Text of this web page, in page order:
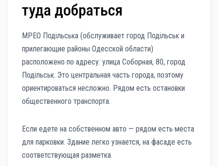
туда добраться
МРЕО Подільська (обслуживает город Подільськ и
прилегающие районы Одесской области)
расположено по адресу: улица Соборная, 80, город
Подільськ. Это центральная часть города, поэтому
ориентироваться несложно. Рядом есть остановки
общественного транспорта.
Если едете на собственном авто — рядом есть места
для парковки. Здание легко узнается, на фасаде есть
соответствующая разметка.